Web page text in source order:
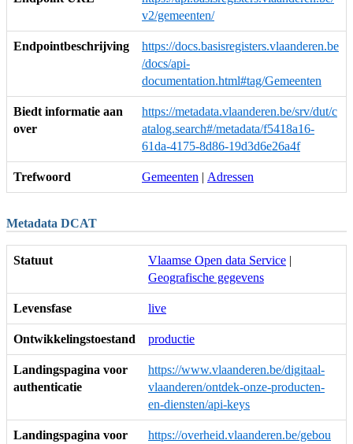
v2/gemeenten/
Endpointbeschrijving
https://docs.basisregisters.vlaanderen.be
/docs/api-
documentation.html#tag/Gemeenten
Biedt informatie aan
over
https://metadata.vlaanderen.be/srv/dut/c
atalog.search#/metadata/f5418a16-
61da-4175-8d86-19d3d6e26a4f
Trefwoord Gemeenten | Adressen
Metadata DCAT
Statuut Vlaamse Open data Service |
Geografische gegevens
Levensfase live
Ontwikkelingstoestand productie
Landingspagina voor
authenticatie
https://www.vlaanderen.be/digitaal-
vlaanderen/ontdek-onze-producten-
en-diensten/api-keys
Landingspagina voor https://overheid.vlaanderen.be/gebou